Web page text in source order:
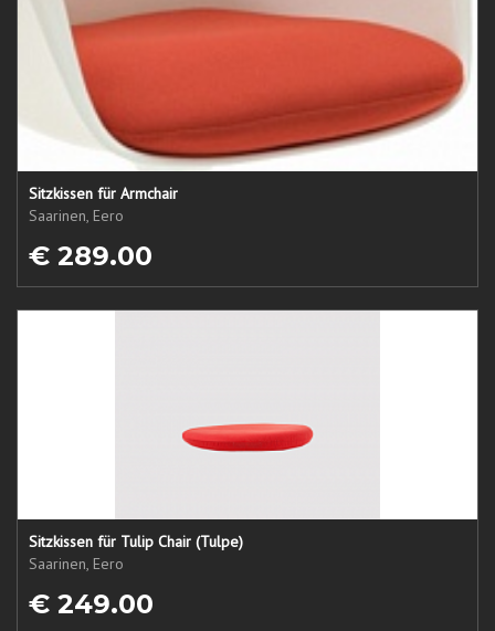
Sitzkissen für Armchair
Saarinen, Eero
€ 289.00
Sitzkissen für Tulip Chair (Tulpe)
Saarinen, Eero
€ 249.00